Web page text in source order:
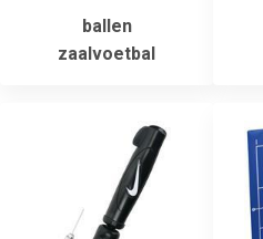
ballen
zaalvoetbal